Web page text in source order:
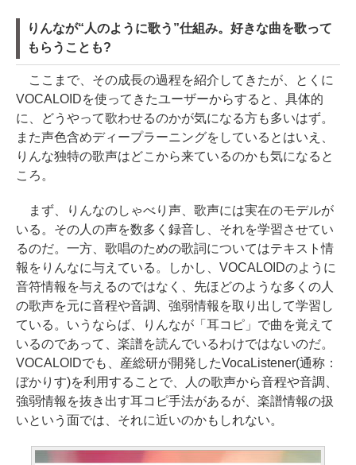
りんなが“人のように歌う”仕組み。好きな曲を歌って
もらうことも?
ここまで、その成長の過程を紹介してきたが、とくに
VOCALOIDを使ってきたユーザーからすると、具体的
に、どうやって歌わせるのかが気になる方も多いはず。
また声色含めディープラーニングをしているとはいえ、
りんな独特の歌声はどこから来ているのかも気になると
ころ。
まず、りんなのしゃべり声、歌声には実在のモデルが
いる。その人の声を数多く録音し、それを学習させてい
るのだ。一方、歌唱のための歌詞についてはテキスト情
報をりんなに与えている。しかし、VOCALOIDのように
音符情報を与えるのではなく、先ほどのような多くの人
の歌声を元に音程や音調、強弱情報を取り出して学習し
ている。いうならば、りんなが「耳コピ」で曲を覚えて
いるのであって、楽譜を読んでいるわけではないのだ。
VOCALOIDでも、産総研が開発したVocaListener(通称：
ぼかりす)を利用することで、人の歌声から音程や音調、
強弱情報を抜き出す耳コピ手法があるが、楽譜情報の扱
いという面では、それに近いのかもしれない。